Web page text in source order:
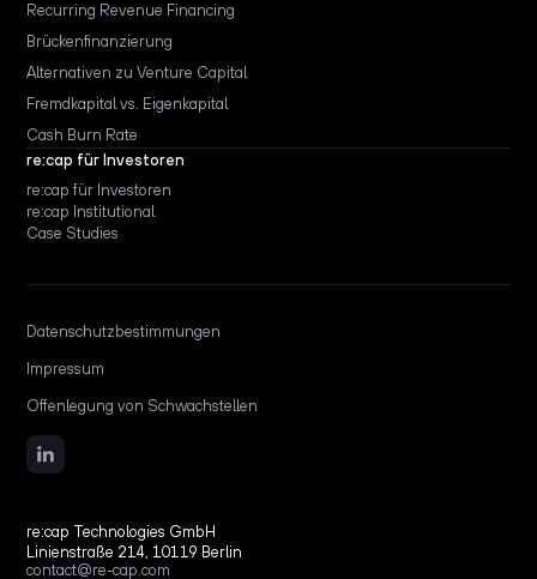
Recurring Revenue Financing
Brückenfinanzierung
Alternativen zu Venture Capital
Fremdkapital vs. Eigenkapital
Cash Burn Rate
re:cap für Investoren
re:cap für Investoren
re:cap Institutional
Case Studies
re:cap Technologies GmbH
Linienstraße 214, 10119 Berlin
contact@re-cap.com
Datenschutzbestimmungen
Impressum
Offenlegung von Schwachstellen